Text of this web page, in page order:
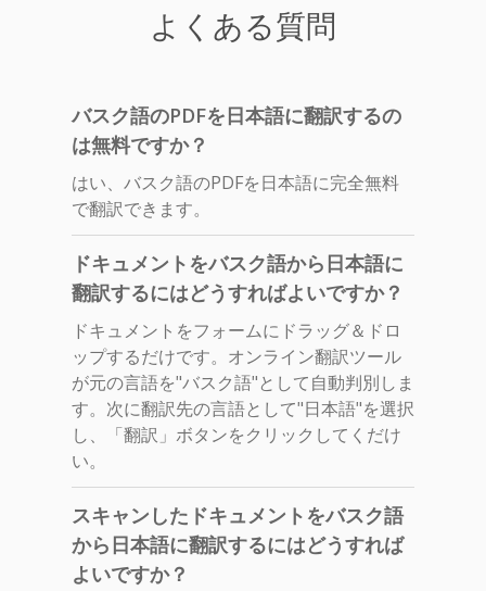
よくある質問
バスク語のPDFを日本語に翻訳するの
は無料ですか？
はい、バスク語のPDFを日本語に完全無料
で翻訳できます。
ドキュメントをバスク語から日本語に
翻訳するにはどうすればよいですか？
ドキュメントをフォームにドラッグ＆ドロ
ップするだけです。オンライン翻訳ツール
が元の言語を"バスク語"として自動判別しま
す。次に翻訳先の言語として"日本語"を選択
し、「翻訳」ボタンをクリックしてくだけ
い。
スキャンしたドキュメントをバスク語
から日本語に翻訳するにはどうすれば
よいですか？